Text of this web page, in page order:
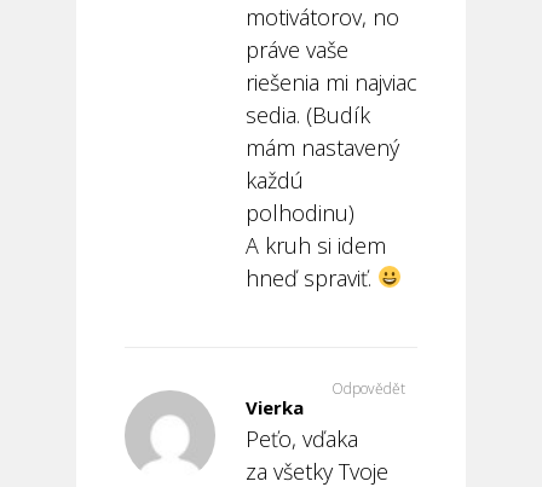
motivátorov, no
práve vaše
riešenia mi najviac
sedia. (Budík
mám nastavený
každú
polhodinu)
A kruh si idem
hneď spraviť.
Vierka
Peťo, vďaka
za všetky Tvoje
Odpovědět